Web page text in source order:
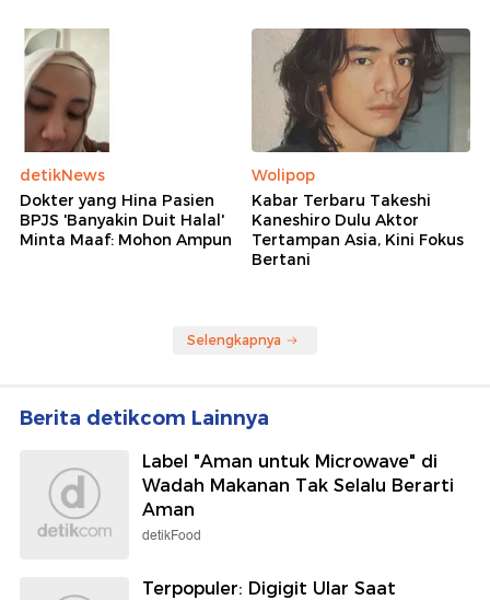
detikNews
Dokter yang Hina Pasien
BPJS 'Banyakin Duit Halal'
Minta Maaf: Mohon Ampun
Wolipop
Kabar Terbaru Takeshi
Kaneshiro Dulu Aktor
Tertampan Asia, Kini Fokus
Bertani
Selengkapnya
Berita detikcom Lainnya
Label "Aman untuk Microwave" di
Wadah Makanan Tak Selalu Berarti
Aman
detikFood
Terpopuler: Digigit Ular Saat